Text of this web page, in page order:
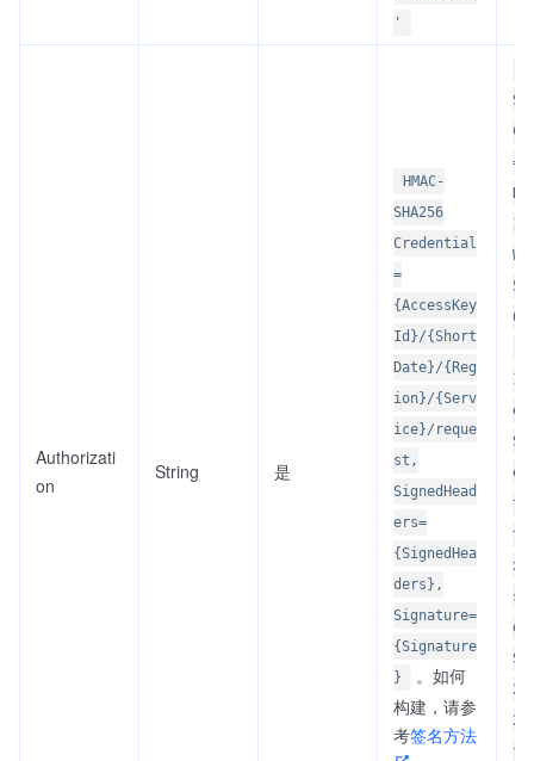
'
Authorizati
on
String 是
HMAC-
SHA256
Credential
=
{AccessKey
Id}/{Short
Date}/{Reg
ion}/{Serv
ice}/reque
st,
SignedHead
ers=
{SignedHea
ders},
Signature=
{Signature
}
。如何
构建，请参
考签名方法
1/
t-
x-